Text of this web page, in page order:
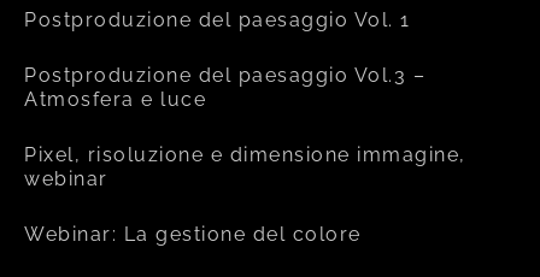
Postproduzione del paesaggio Vol. 1
Postproduzione del paesaggio Vol.3 –
Atmosfera e luce
Pixel, risoluzione e dimensione immagine,
webinar
Webinar: La gestione del colore